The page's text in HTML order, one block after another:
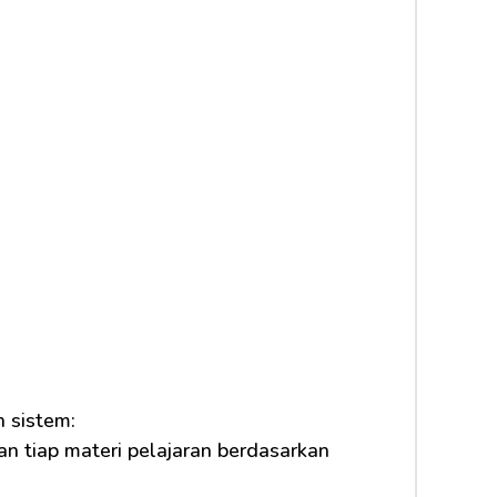
sistem:
tiap materi pelajaran berdasarkan